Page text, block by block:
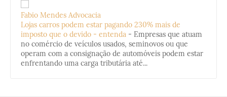
Fabio Mendes Advocacia
Lojas carros podem estar pagando 230% mais de
imposto que o devido - entenda - Empresas que atuam
no comércio de veículos usados, seminovos ou que
operam com a consignação de automóveis podem estar
enfrentando uma carga tributária até...